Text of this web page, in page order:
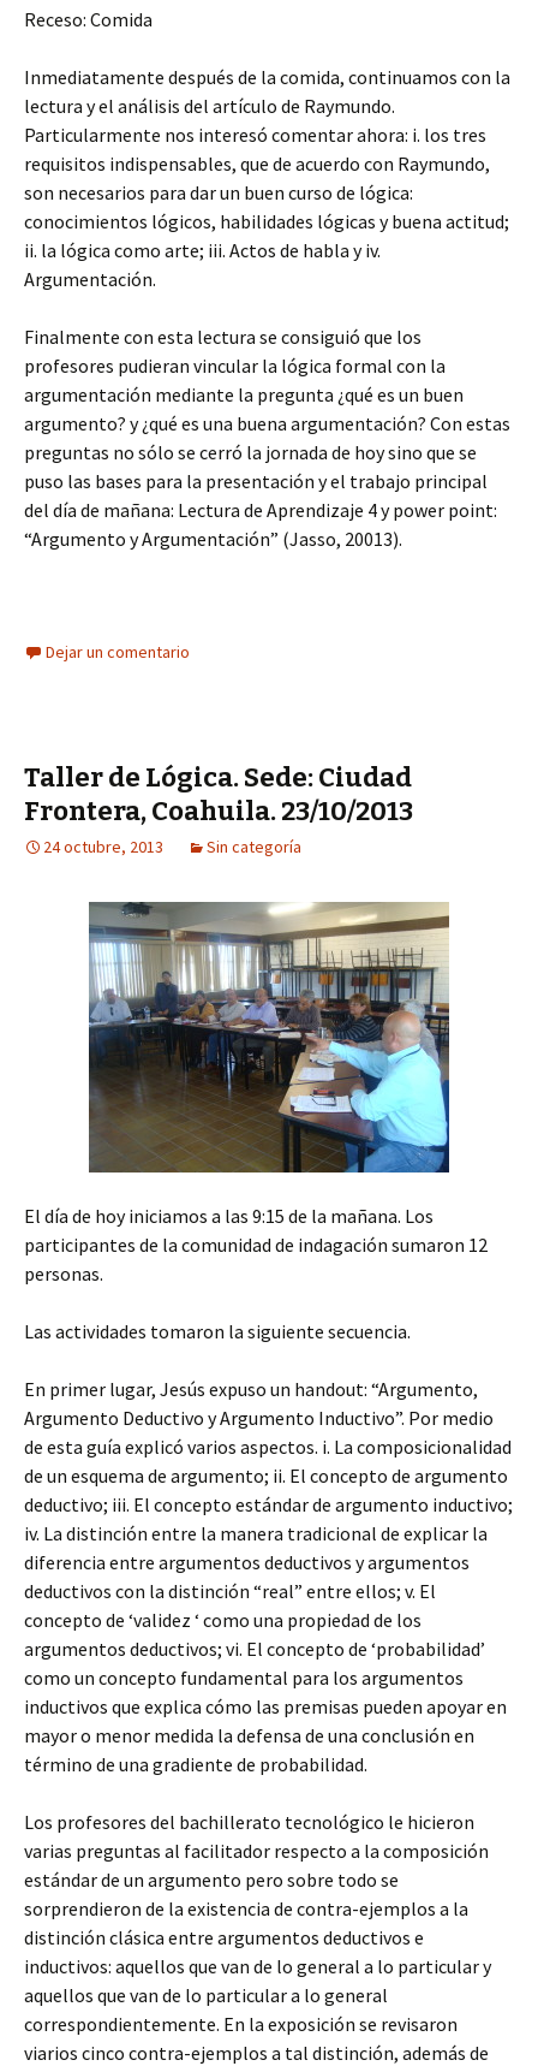
Receso: Comida
Inmediatamente después de la comida, continuamos con la
lectura y el análisis del artículo de Raymundo.
Particularmente nos interesó comentar ahora: i. los tres
requisitos indispensables, que de acuerdo con Raymundo,
son necesarios para dar un buen curso de lógica:
conocimientos lógicos, habilidades lógicas y buena actitud;
ii. la lógica como arte; iii. Actos de habla y iv.
Argumentación.
Finalmente con esta lectura se consiguió que los
profesores pudieran vincular la lógica formal con la
argumentación mediante la pregunta ¿qué es un buen
argumento? y ¿qué es una buena argumentación? Con estas
preguntas no sólo se cerró la jornada de hoy sino que se
puso las bases para la presentación y el trabajo principal
del día de mañana: Lectura de Aprendizaje 4 y power point:
“Argumento y Argumentación” (Jasso, 20013).
Dejar un comentario
Taller de Lógica. Sede: Ciudad
Frontera, Coahuila. 23/10/2013
24 octubre, 2013 Sin categoría
El día de hoy iniciamos a las 9:15 de la mañana. Los
participantes de la comunidad de indagación sumaron 12
personas.
Las actividades tomaron la siguiente secuencia.
En primer lugar, Jesús expuso un handout: “Argumento,
Argumento Deductivo y Argumento Inductivo”. Por medio
de esta guía explicó varios aspectos. i. La composicionalidad
de un esquema de argumento; ii. El concepto de argumento
deductivo; iii. El concepto estándar de argumento inductivo;
iv. La distinción entre la manera tradicional de explicar la
diferencia entre argumentos deductivos y argumentos
deductivos con la distinción “real” entre ellos; v. El
concepto de ‘validez ‘ como una propiedad de los
argumentos deductivos; vi. El concepto de ‘probabilidad’
como un concepto fundamental para los argumentos
inductivos que explica cómo las premisas pueden apoyar en
mayor o menor medida la defensa de una conclusión en
término de una gradiente de probabilidad.
Los profesores del bachillerato tecnológico le hicieron
varias preguntas al facilitador respecto a la composición
estándar de un argumento pero sobre todo se
sorprendieron de la existencia de contra-ejemplos a la
distinción clásica entre argumentos deductivos e
inductivos: aquellos que van de lo general a lo particular y
aquellos que van de lo particular a lo general
correspondientemente. En la exposición se revisaron
viarios cinco contra-ejemplos a tal distinción, además de